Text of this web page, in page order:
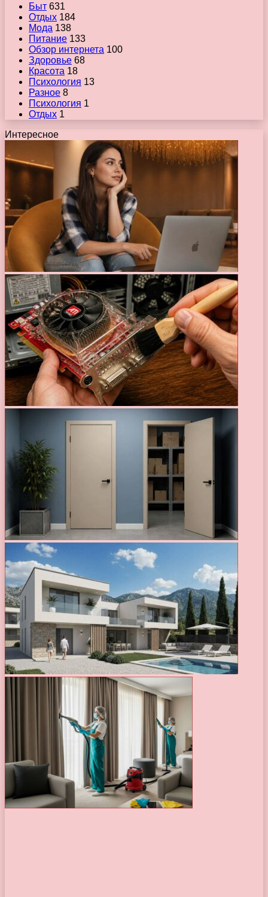
Быт 631
Отдых 184
Мода 138
Питание 133
Обзор интернета 100
Здоровье 68
Красота 18
Психология 13
Разное 8
Психология 1
Отдых 1
Интересное